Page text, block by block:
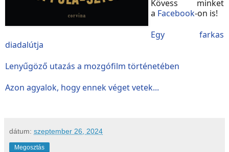
Kövess minket
a Facebook-on is!
Egy farkas
diadalútja
Lenyűgöző utazás a mozgófilm történetében
Azon agyalok, hogy ennek véget vetek...
dátum: szeptember 26, 2024
Megosztás